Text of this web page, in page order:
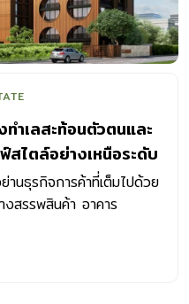
ำเลสะท้อนตัวตนและ
ไตล์อย่างเหนือระดับ
านธุรกิจ​การค้าที่เต็มไปด้วย
สรรพสินค้า อาคาร
บายทั้งรถไฟฟ้าและทางด่วน